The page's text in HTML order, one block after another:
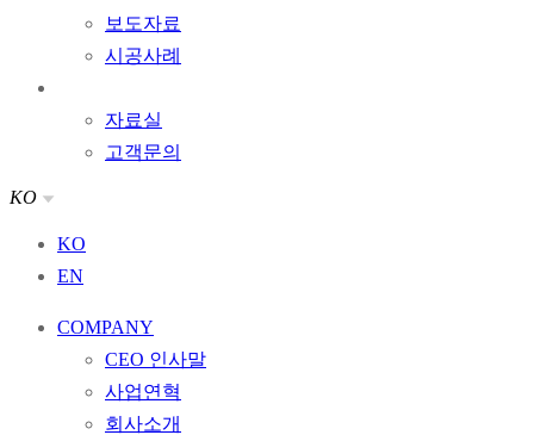
보도자료
시공사례
자료실
고객문의
KO
KO
EN
COMPANY
CEO 인사말
사업연혁
회사소개